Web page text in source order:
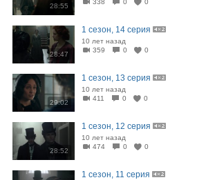
28:55
338
0 0
28:47
1 сезон, 14 серия
10 лет назад
359
0 0
29:02
1 сезон, 13 серия
10 лет назад
411
0 0
28:52
1 сезон, 12 серия
10 лет назад
474
0 0
1 сезон, 11 серия